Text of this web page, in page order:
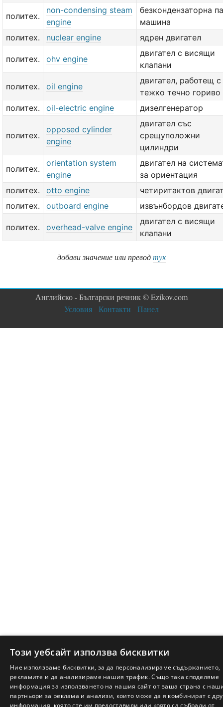
политех.
non-condensing steam
engine
безкондензаторна
машина
политех.
nuclear engine ядрен двигател
политех. ohv engine
двигател с висящи
клапани
политех. oil engine
двигател, работещ с
тежко течно гориво
политех.
oil-electric engine дизелгенератор
политех.
opposed cylinder
engine
двигател със
срещуположни
цилиндри
политех.
orientation system
engine
двигател на
за ориентация
политех.
otto engine
четиритактов
политех.
outboard engine извънбордов
политех. overhead-valve engine
двигател с висящи
клапани
добави значение или преводтук
Английско - Български речник © Ezikov.com
Условия
Контакти Панел
Този уебсайт използва бисквитки
Ние използваме бисквитки, за да персонализираме съдържанието,
рекламите и да анализираме нашия трафик. Също така споделяме
информация за използването на нашия сайт от ваша страна с
партньори за реклама и анализи, които може да я комбинират с
информация, която сте им предоставили или която са събрали от